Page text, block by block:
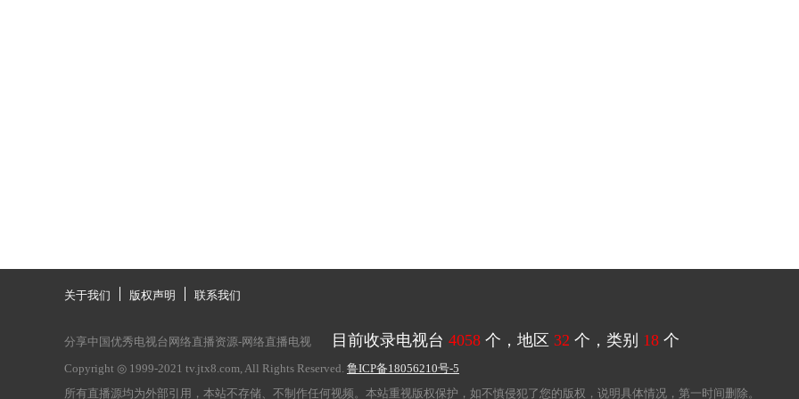
关于我们 版权声明 联系我们
分享中国优秀电视台网络直播资源-网络直播电视 目前收录电视台 4058 个，地区 32 个，类别 18 个
Copyright ◎ 1999-2021 tv.jtx8.com, All Rights Reserved. 鲁ICP备18056210号-5
所有直播源均为外部引用，本站不存储、不制作任何视频。本站重视版权保护，如不慎侵犯了您的版权，说明具体情况，第一时间删除。